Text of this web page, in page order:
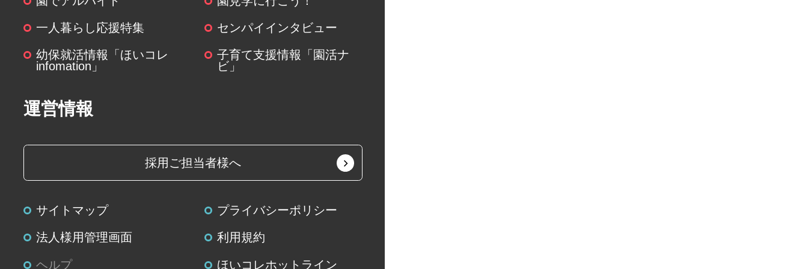
(６)個人情報を与えなかった場合に生じる結果
個人情報を与えることは任意です。個人情報に
関する情報の一部をご提供いただけない場合
(７)保有個人データの開示等および問い合わせ窓口
ご本人からの求めにより、当社が保有する保有
個人データに関する開示、利用目的の通知、内
よび第三者提供の停止(以下、開示等という)に応
じます。開示等に応ずる窓口は、下記「当社の
個人情報の取扱いに関する苦情、相談等の問合
一人暮らし応援特集 センパイインタビュー
幼保就活情報「ほいコレ
infomation」
子育て支援情報「園活ナ
ビ」
運営情報
採用ご担当者様へ
サイトマップ プライバシーポリシー
法人様用管理画面 利用規約
ヘルプ ほいコレホットライン